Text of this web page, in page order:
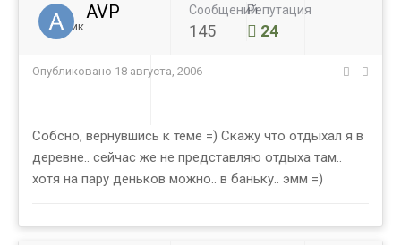
AVP
Ученик
Сообщений
145
Репутация
24
Опубликовано 18 августа, 2006
Собсно, вернувшись к теме =) Скажу что отдыхал я в
деревне.. сейчас же не представляю отдыха там..
хотя на пару деньков можно.. в баньку.. эмм =)